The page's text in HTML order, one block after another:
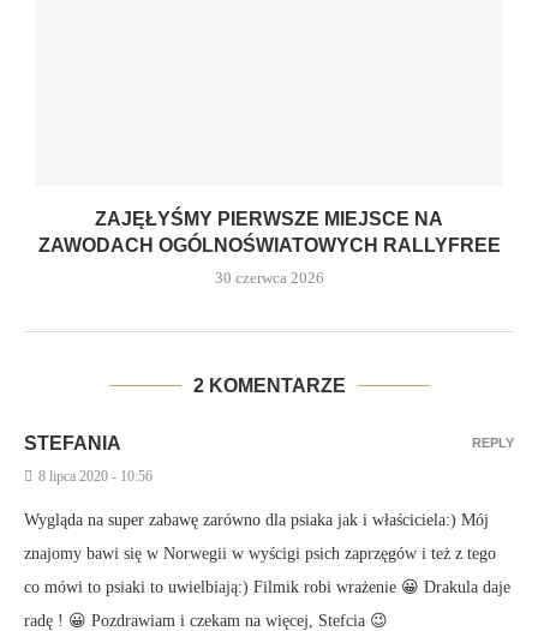
ZAJĘŁYŚMY PIERWSZE MIEJSCE NA
ZAWODACH OGÓLNOŚWIATOWYCH RALLYFREE
30 czerwca 2026
2 KOMENTARZE
STEFANIA
8 lipca 2020 - 10:56
Wygląda na super zabawę zarówno dla psiaka jak i właściciela:) Mój
znajomy bawi się w Norwegii w wyścigi psich zaprzęgów i też z tego
co mówi to psiaki to uwielbiają:) Filmik robi wrażenie 😀 Drakula daje
radę ! 😀 Pozdrawiam i czekam na więcej, Stefcia 😉
REPLY